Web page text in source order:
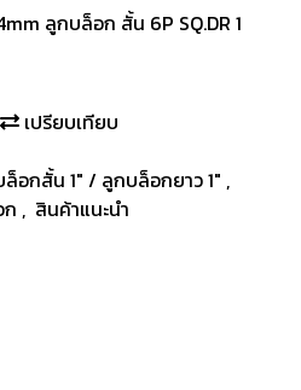
ลูกบล็อก สั้น 6P SQ.DR 1
เปรียบเทียบ
อกสั้น 1" / ลูกบล็อกยาว 1" ,
, สินค้าแนะนำ